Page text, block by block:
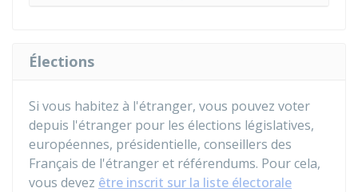
Élections
Si vous habitez à l'étranger, vous pouvez voter
depuis l'étranger pour les élections législatives,
européennes, présidentielle, conseillers des
Français de l'étranger et référendums. Pour cela,
vous devez être inscrit sur la liste électorale